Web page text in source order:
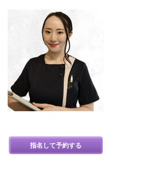
指名して予約する